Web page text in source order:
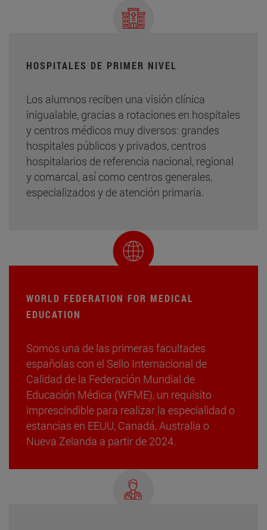
HOSPITALES DE PRIMER NIVEL
Los alumnos reciben una visión clínica
inigualable, gracias a rotaciones en hospitales
y centros médicos muy diversos: grandes
hospitales públicos y privados, centros
hospitalarios de referencia nacional, regional
y comarcal, así como centros generales,
especializados y de atención primaria.
WORLD FEDERATION FOR MEDICAL
EDUCATION
Somos una de las primeras facultades
españolas con el Sello Internacional de
Calidad de la Federación Mundial de
Educación Médica (WFME), un requisito
imprescindible para realizar la especialidad o
estancias en EEUU, Canadá, Australia o
Nueva Zelanda a partir de 2024.